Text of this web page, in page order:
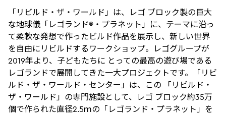
「リビルド・ザ・ワールド」は、レゴ ブロック製の巨大
な地球儀「レゴランド®・プラネット」に、テーマに沿っ
て柔軟な発想で作ったビルド作品を展示し、新しい世界
を自由にリビルドするワークショップ。レゴグループが
2019年より、子どもたちに とっての最高の遊び場である
レゴランドで展開してきた一大プロジェクトです。「リビ
ルド・ザ・ワールド・センター」は、この 「リビルド・
ザ・ワールド」の専門施設として、レゴ ブロック約35万
個で作られた直径2.5ｍの「レゴランド・プラネット」を